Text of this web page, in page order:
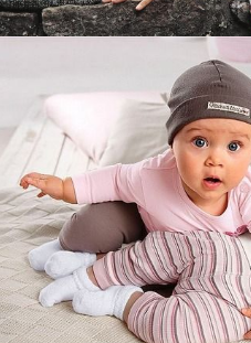
Увеличили
магазину
Смотреть